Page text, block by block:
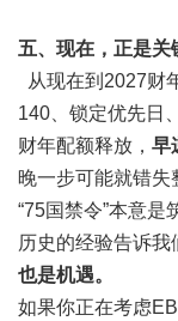
五、现在，正是关
从现在到2027财
140、锁定优先日
财年配额释放， 早
晚一步可能就错失
“75国禁令”本意是
历史的经验告诉我
也是机遇。
如果你正在考虑